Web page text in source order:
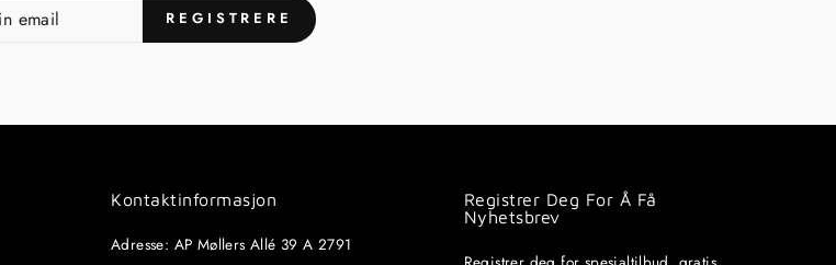
DIN
REGISTRERE
Kontaktinformasjon
Adresse: AP Møllers Allé 39 A 2791
Registrer Deg For Å Få
Nyhetsbrev